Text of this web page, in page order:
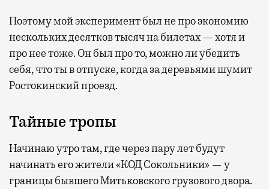
Поэтому мой эксперимент был не про экономию
нескольких десятков тысяч на билетах — хотя и
про нее тоже. Он был про то, можно ли убедить
себя, что ты в отпуске, когда за деревьями шумит
Ростокинский проезд.
Тайные тропы
Начинаю утро там, где через пару лет будут
начинать его жители «КОД Сокольники» — у
границы бывшего Митьковского грузового двора.